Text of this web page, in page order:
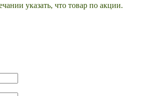
указать, что товар по акции.